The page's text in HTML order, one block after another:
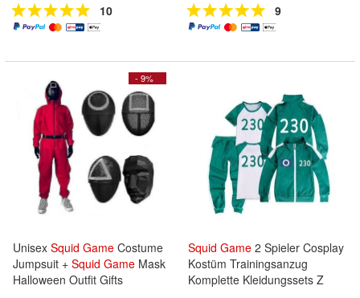
10 9
- 9%
Unisex Squid Game Costume
Jumpsuit + Squid Game Mask
Halloween Outfit Gifts
Squid Game 2 Spieler Cosplay
Kostüm Trainingsanzug
Komplette Kleidungssets Z